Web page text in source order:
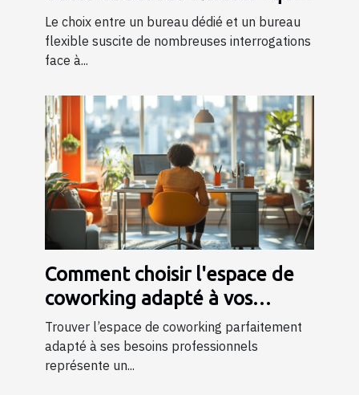
choisir ?
Le choix entre un bureau dédié et un bureau
flexible suscite de nombreuses interrogations
face à...
Comment choisir l'espace de
coworking adapté à vos
besoins professionnels ?
Trouver l’espace de coworking parfaitement
adapté à ses besoins professionnels
représente un...